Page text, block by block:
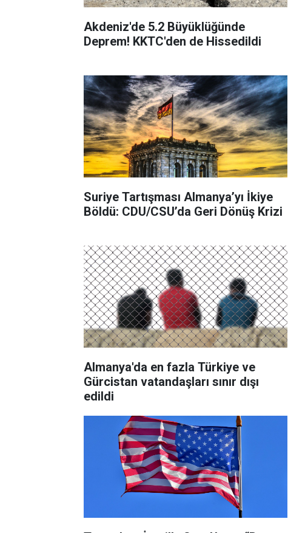
Akdeniz'de 5.2 Büyüklüğünde
Deprem! KKTC'den de Hissedildi
Suriye Tartışması Almanya’yı İkiye
Böldü: CDU/CSU’da Geri Dönüş Krizi
Almanya'da en fazla Türkiye ve
Gürcistan vatandaşları sınır dışı
edildi